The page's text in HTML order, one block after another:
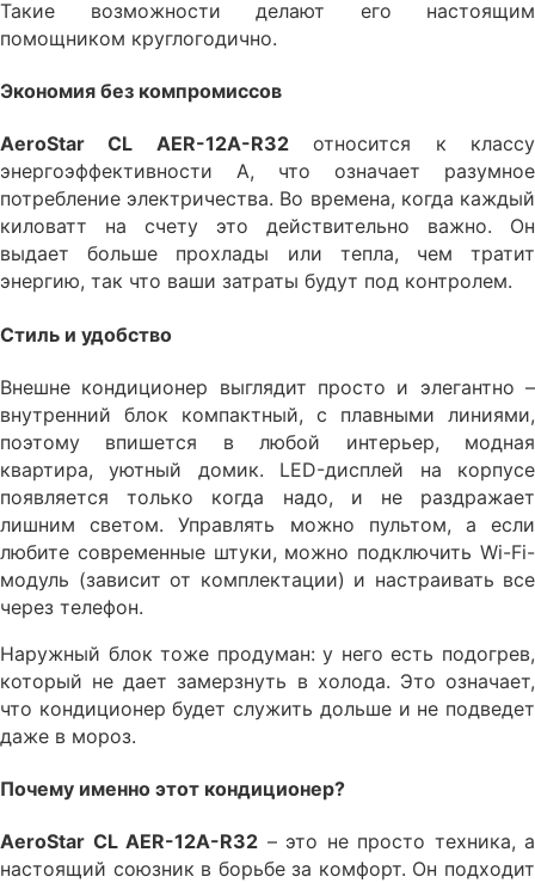
Такие возможности делают его настоящим
помощником круглогодично.
Экономия без компромиссов
AeroStar CL AER-12A-R32относится к классу
энергоэффективности A, что означает разумное
потребление электричества. Во времена, когда каждый
киловатт на счету это действительно важно. Он
выдает больше прохлады или тепла, чем тратит
энергию, так что ваши затраты будут под контролем.
Стиль и удобство
Внешне кондиционер выглядит просто и элегантно –
внутренний блок компактный, с плавными линиями,
поэтому впишется в любой интерьер, модная
квартира, уютный домик. LED-дисплей на корпусе
появляется только когда надо, и не раздражает
лишним светом. Управлять можно пультом, а если
любите современные штуки, можно подключить Wi-Fi-
модуль (зависит от комплектации) и настраивать все
через телефон.
Наружный блок тоже продуман: у него есть подогрев,
который не дает замерзнуть в холода. Это означает,
что кондиционер будет служить дольше и не подведет
даже в мороз.
Почему именно этот кондиционер?
AeroStar CL AER-12A-R32 – это не просто техника, а
настоящий союзник в борьбе за комфорт. Он подходит